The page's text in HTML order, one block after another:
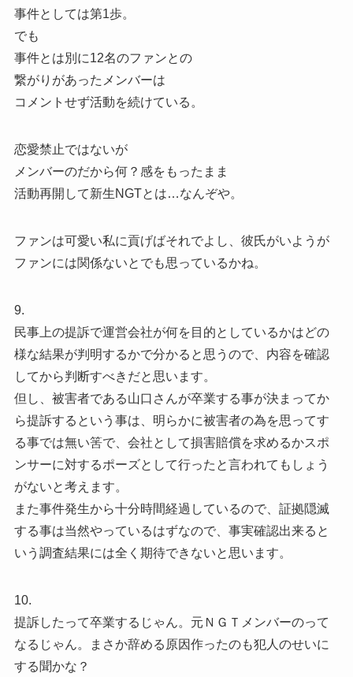
事件としては第1歩。
でも
事件とは別に12名のファンとの
繋がりがあったメンバーは
コメントせず活動を続けている。
恋愛禁止ではないが
メンバーのだから何？感をもったまま
活動再開して新生NGTとは…なんぞや。
ファンは可愛い私に貢げばそれでよし、彼氏がいようが
ファンには関係ないとでも思っているかね。
9.
民事上の提訴で運営会社が何を目的としているかはどの
様な結果が判明するかで分かると思うので、内容を確認
してから判断すべきだと思います。
但し、被害者である山口さんが卒業する事が決まってか
ら提訴するという事は、明らかに被害者の為を思ってす
る事では無い筈で、会社として損害賠償を求めるかスポ
ンサーに対するポーズとして行ったと言われてもしょう
がないと考えます。
また事件発生から十分時間経過しているので、証拠隠滅
する事は当然やっているはずなので、事実確認出来ると
いう調査結果には全く期待できないと思います。
10.
提訴したって卒業するじゃん。元ＮＧＴメンバーのって
なるじゃん。まさか辞める原因作ったのも犯人のせいに
する聞かな？